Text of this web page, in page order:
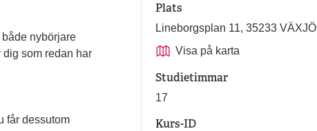
nybörjare
som redan har
får dessutom
Plats
Lineborgsplan 11, 35233 VÄXJÖ
Visa på karta
Studietimmar
17
Kurs-ID